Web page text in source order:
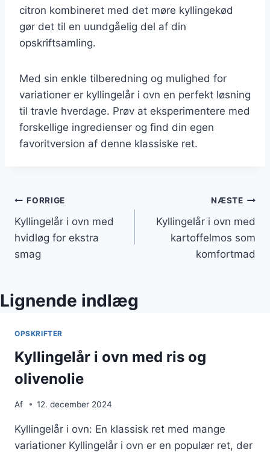
citron kombineret med det møre kyllingekød
gør det til en uundgåelig del af din
opskriftsamling.
Med sin enkle tilberedning og mulighed for
variationer er kyllingelår i ovn en perfekt løsning
til travle hverdage. Prøv at eksperimentere med
forskellige ingredienser og find din egen
favoritversion af denne klassiske ret.
Indlægsnavigation
FORRIGE
Kyllingelår i ovn med
hvidløg for ekstra
smag
NÆSTE
Kyllingelår i ovn med
kartoffelmos som
komfortmad
Lignende indlæg
OPSKRIFTER
Kyllingelår i ovn med ris og
olivenolie
Af 12. december 2024
Kyllingelår i ovn: En klassisk ret med mange
variationer Kyllingelår i ovn er en populær ret, der